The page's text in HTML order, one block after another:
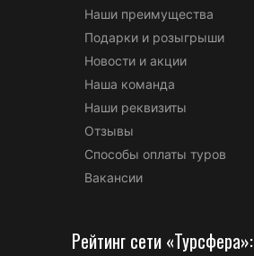
Наши преимущества
Подарки и розыгрыши
Новости и акции
Наша команда
Наши реквизиты
Отзывы
Способы оплаты туров
Вакансии
Рейтинг сети «Турсфера»: